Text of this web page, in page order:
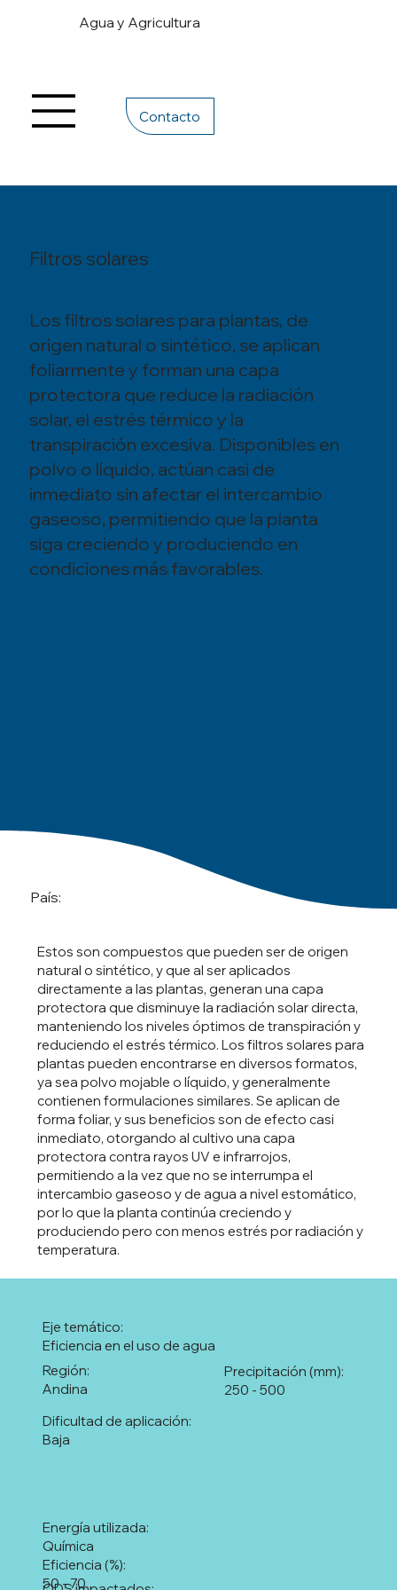
Agua y Agricultura
Contacto
Filtros solares
Los filtros solares para plantas, de
origen natural o sintético, se aplican
foliarmente y forman una capa
protectora que reduce la radiación
solar, el estrés térmico y la
transpiración excesiva. Disponibles en
polvo o líquido, actúan casi de
inmediato sin afectar el intercambio
gaseoso, permitiendo que la planta
siga creciendo y produciendo en
condiciones más favorables.
País:
Estos son compuestos que pueden ser de origen
natural o sintético, y que al ser aplicados
directamente a las plantas, generan una capa
protectora que disminuye la radiación solar directa,
manteniendo los niveles óptimos de transpiración y
reduciendo el estrés térmico. Los filtros solares para
plantas pueden encontrarse en diversos formatos,
ya sea polvo mojable o líquido, y generalmente
contienen formulaciones similares. Se aplican de
forma foliar, y sus beneficios son de efecto casi
inmediato, otorgando al cultivo una capa
protectora contra rayos UV e infrarrojos,
permitiendo a la vez que no se interrumpa el
intercambio gaseoso y de agua a nivel estomático,
por lo que la planta continúa creciendo y
produciendo pero con menos estrés por radiación y
temperatura.
Eficiencia en el uso de agua
Eje temático:
Andina
Región:
250 - 500
Precipitación (mm):
Baja
Dificultad de aplicación:
Química
Energía utilizada:
50 - 70
Eficiencia (%):